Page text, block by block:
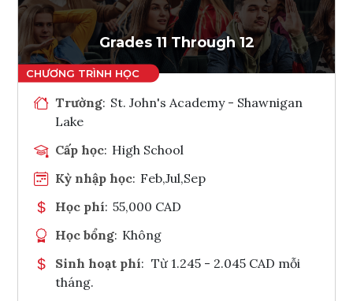
Tham vấn Interlink
Grades 11 Through 12
Trường: St. John's Academy - Shawnigan
Lake
Cấp học: High School
Kỳ nhập học: Feb,Jul,Sep
Học phí: 55,000 CAD
Học bổng: Không
Sinh hoạt phí: Từ 1.245 - 2.045 CAD mỗi
tháng.